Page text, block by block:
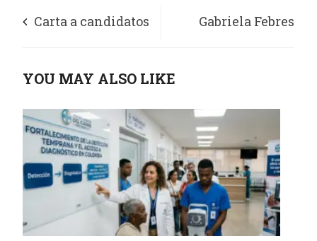
Carta a candidatos Gabriela Febres
perfecta de política,
humanismo y
trabajo social
YOU MAY ALSO LIKE